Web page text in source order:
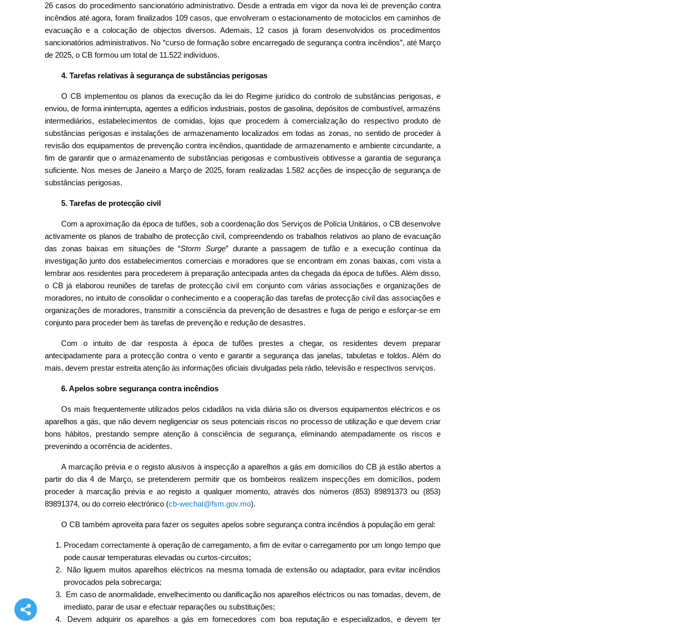
26 casos do procedimento sancionatório administrativo. Desde a entrada em vigor da nova lei de prevenção contra
incêndios até agora, foram finalizados 109 casos, que envolveram o estacionamento de motociclos em caminhos de
evacuação e a colocação de objectos diversos. Ademais, 12 casos já foram desenvolvidos os procedimentos
sancionatórios administrativos. No “curso de formação sobre encarregado de segurança contra incêndios”, até Março
de 2025, o CB formou um total de 11.522 indivíduos.
4. Tarefas relativas à segurança de substâncias perigosas
O CB implementou os planos da execução da lei do Regime jurídico do controlo de substâncias perigosas, e
enviou, de forma ininterrupta, agentes a edifícios industriais, postos de gasolina, depósitos de combustível, armazéns
intermediários, estabelecimentos de comidas, lojas que procedem à comercialização do respectivo produto de
substâncias perigosas e instalações de armazenamento localizados em todas as zonas, no sentido de proceder à
revisão dos equipamentos de prevenção contra incêndios, quantidade de armazenamento e ambiente circundante, a
fim de garantir que o armazenamento de substâncias perigosas e combustíveis obtivesse a garantia de segurança
suficiente. Nos meses de Janeiro a Março de 2025, foram realizadas 1.582 acções de inspecção de segurança de
substâncias perigosas.
5. Tarefas de protecção civil
Com a aproximação da época de tufões, sob a coordenação dos Serviços de Polícia Unitários, o CB desenvolve
activamente os planos de trabalho de protecção civil, compreendendo os trabalhos relativos ao plano de evacuação
das zonas baixas em situações de “Storm Surge” durante a passagem de tufão e a execução contínua da
investigação junto dos estabelecimentos comerciais e moradores que se encontram em zonas baixas, com vista a
lembrar aos residentes para procederem à preparação antecipada antes da chegada da época de tufões. Além disso,
o CB já elaborou reuniões de tarefas de protecção civil em conjunto com várias associações e organizações de
moradores, no intuito de consolidar o conhecimento e a cooperação das tarefas de protecção civil das associações e
organizações de moradores, transmitir a consciência da prevenção de desastres e fuga de perigo e esforçar-se em
conjunto para proceder bem às tarefas de prevenção e redução de desastres.
Com o intuito de dar resposta à época de tufões prestes a chegar, os residentes devem preparar
antecipadamente para a protecção contra o vento e garantir a segurança das janelas, tabuletas e toldos. Além do
mais, devem prestar estreita atenção às informações oficiais divulgadas pela rádio, televisão e respectivos serviços.
6. Apelos sobre segurança contra incêndios
Os mais frequentemente utilizados pelos cidadãos na vida diária são os diversos equipamentos eléctricos e os
aparelhos a gás, que não devem negligenciar os seus potenciais riscos no processo de utilização e que devem criar
bons hábitos, prestando sempre atenção à consciência de segurança, eliminando atempadamente os riscos e
prevenindo a ocorrência de acidentes.
A marcação prévia e o registo alusivos à inspecção a aparelhos a gás em domicílios do CB já estão abertos a
partir do dia 4 de Março, se pretenderem permitir que os bombeiros realizem inspecções em domicílios, podem
proceder à marcação prévia e ao registo a qualquer momento, através dos números (853) 89891373 ou (853)
89891374, ou do correio electrónico (cb-wechat@fsm.gov.mo).
O CB também aproveita para fazer os seguites apelos sobre segurança contra incêndios à população em geral:
Procedam correctamente à operação de carregamento, a fim de evitar o carregamento por um longo tempo que
pode causar temperaturas elevadas ou curtos-circuitos;
Não liguem muitos aparelhos eléctricos na mesma tomada de extensão ou adaptador, para evitar incêndios
provocados pela sobrecarga;
Em caso de anormalidade, envelhecimento ou danificação nos aparelhos eléctricos ou nas tomadas, devem, de
imediato, parar de usar e efectuar reparações ou substituições;
Devem adquirir os aparelhos a gás em fornecedores com boa reputação e especializados, e devem ter